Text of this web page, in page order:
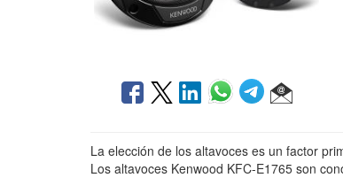
La elección de los altavoces es un factor
Los altavoces Kenwood KFC-E1765 son